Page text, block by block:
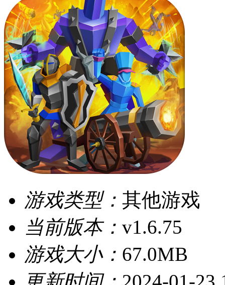
游戏类型： 其他游戏
当前版本： v1.6.75
游戏大小： 67.0MB